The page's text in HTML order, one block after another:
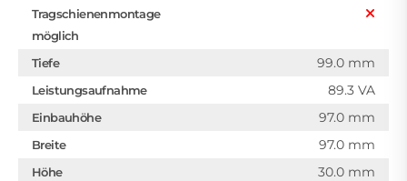
Tragschienenmontage
möglich
Tiefe
99.0 mm
Leistungsaufnahme 89.3 VA
Einbauhöhe 97.0 mm
Breite 97.0 mm
Höhe 30.0 mm